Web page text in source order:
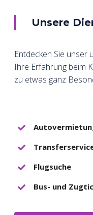
Unsere
Entdecken Sie unser
Ihre Erfahrung beim
zu etwas ganz
Flugsuche
Bus- und